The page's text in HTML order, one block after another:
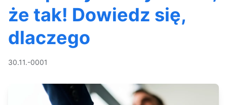
że tak! Dowiedz się,
dlaczego
30.11.-0001